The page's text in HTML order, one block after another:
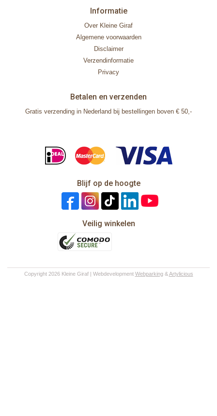
Informatie
Over Kleine Giraf
Algemene voorwaarden
Disclaimer
Verzendinformatie
Privacy
Betalen en verzenden
Gratis verzending in Nederland bij bestellingen boven € 50,-
Blijf op de hoogte
Veilig winkelen
Copyright 2026 Kleine Giraf | Webdevelopment Webparking&Artylicious